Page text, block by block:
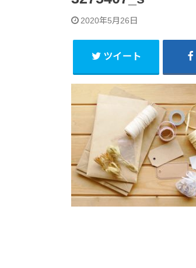
2020年5月26日
ツイート